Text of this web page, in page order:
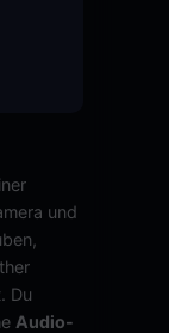
und
Du
Audio-